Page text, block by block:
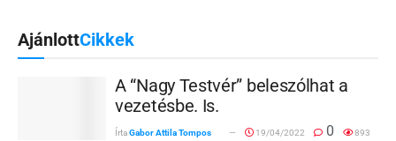
AjánlottCikkek
A “Nagy Testvér” beleszólhat a
vezetésbe. Is.
ÍrtaGabor Attila Tompos 19/04/2022 0 893